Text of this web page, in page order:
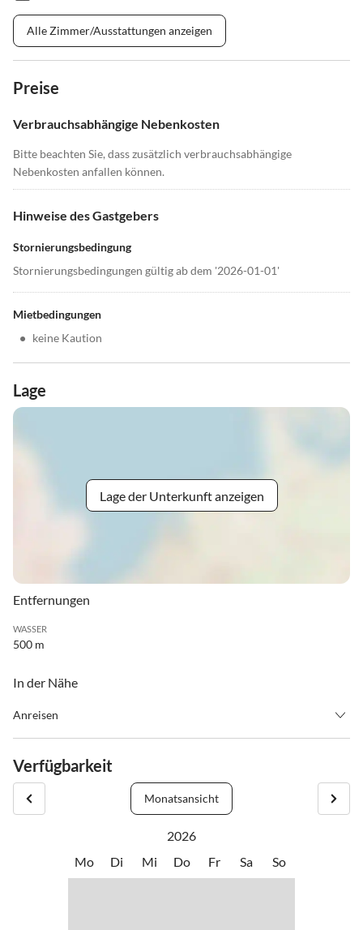
Alle Zimmer/Ausstattungen anzeigen
Preise
Verbrauchsabhängige Nebenkosten
Bitte beachten Sie, dass zusätzlich verbrauchsabhängige
Nebenkosten anfallen können.
Hinweise des Gastgebers
Stornierungsbedingung
Stornierungsbedingungen gültig ab dem '2026-01-01'
Mietbedingungen
• keine Kaution
Lage
Lage der Unterkunft anzeigen
Entfernungen
WASSER
500 m
In der Nähe
Anreisen
Verfügbarkeit
Monatsansicht
2026
Mo
Di Mi Do Fr Sa So